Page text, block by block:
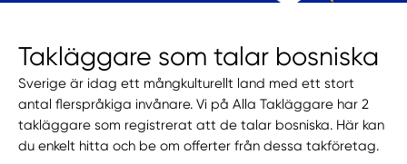
Takläggare som talar bosniska
Sverige är idag ett mångkulturellt land med ett stort
antal flerspråkiga invånare. Vi på Alla Takläggare har 2
takläggare som registrerat att de talar bosniska. Här kan
du enkelt hitta och be om offerter från dessa takföretag.